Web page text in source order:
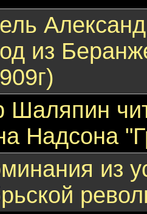
из
Шаляпин
Надсона
из